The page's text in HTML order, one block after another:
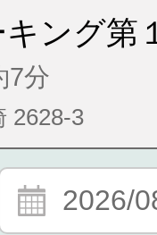
ング第
7分
2628-3
2026/